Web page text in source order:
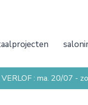
VERLOF : ma. 20/07 -